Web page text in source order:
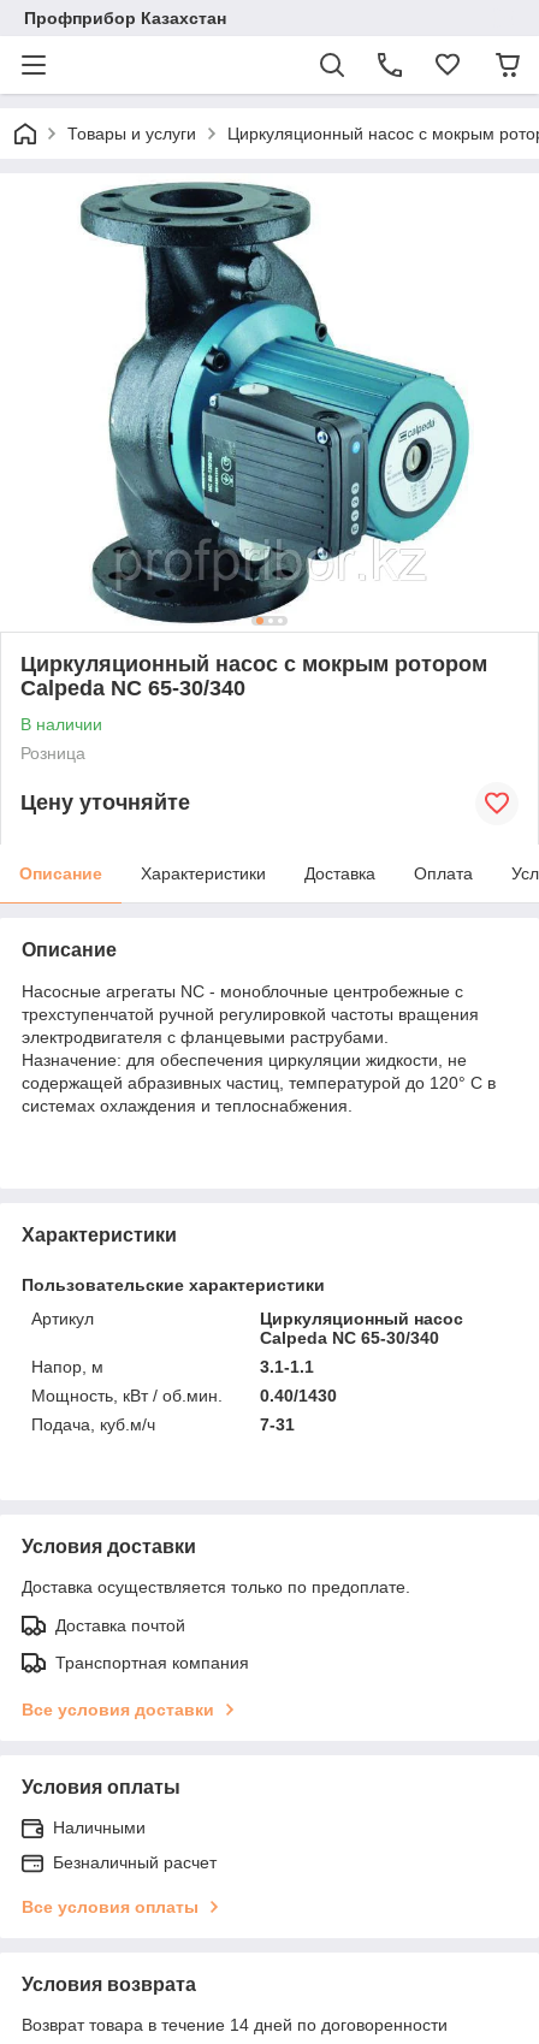
Профприбор Казахстан
Товары и услуги Циркуляционный насос с мокрым
Циркуляционный насос с мокрым ротором
Calpeda NC 65-30/340
В наличии
Розница
Цену уточняйте
Описание Характеристики Доставка Оплата
Описание
Насосные агрегаты NС - моноблочные центробежные с
трехступенчатой ручной регулировкой частоты вращения
электродвигателя с фланцевыми раструбами.
Назначение: для обеспечения циркуляции жидкости, не
содержащей абразивных частиц, температурой до 120° С в
системах охлаждения и теплоснабжения.
Характеристики
Пользовательские характеристики
Артикул
Циркуляционный насос
Calpeda NC 65-30/340
Напор, м
3.1-1.1
Мощность, кВт / об.мин.
0.40/1430
Подача, куб.м/ч
7-31
Условия доставки
Доставка осуществляется только по предоплате.
Доставка почтой
Транспортная компания
Все условия доставки
Условия оплаты
Наличными
Безналичный расчет
Все условия оплаты
Условия возврата
Возврат товара в течение 14 дней по договоренности